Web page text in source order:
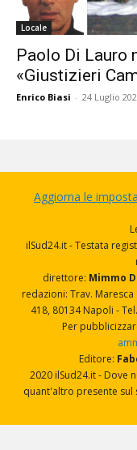
Locale
Paolo Di Lauro
«Giustizieri
Enrico Biasi - 24 Luglio
Aggiorna le
ilSud24.it - Testata
direttore: Mimmo
redazioni: Trav.
418, 80134 Napoli - Tel.
Per
Editore:
2020 ilSud24.it - Dove
quant'altro presente sul